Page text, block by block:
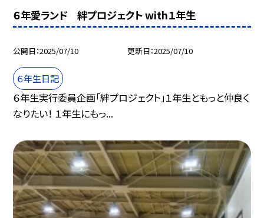
６年愛ランド 絆プロジェクト with１年生
公開日 2025/07/10 更新日 2025/07/10
６年生日記
６年生実行委員企画「絆プロジェクト」１年生ともっと仲良く
なりたい！ １年生にもっ...